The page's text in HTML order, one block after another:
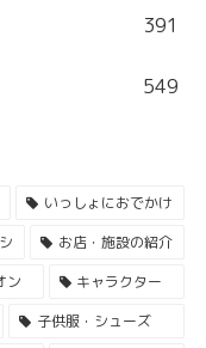
391
549
いっしょにおでかけ
お店・施設の紹介
ン
キャラクター
子供服・シューズ